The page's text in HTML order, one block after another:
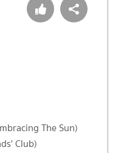
The Sun)
Club)